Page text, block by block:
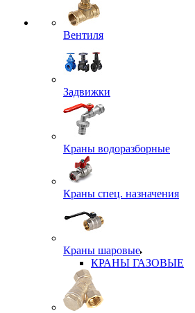
Вентиля
Задвижки
Краны водоразборные
Краны спец. назначения
Краны шаровые
КРАНЫ ГАЗОВЫЕ